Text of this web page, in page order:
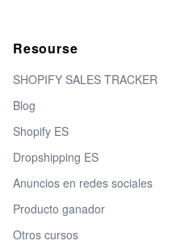
Resourse
SHOPIFY SALES TRACKER
Blog
Shopify ES
Dropshipping ES
Anuncios en redes sociales
Producto ganador
Otros cursos